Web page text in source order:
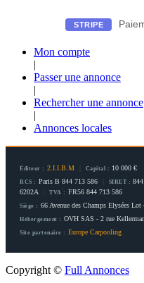
STRIPE
Mon compte
|
Passer une annonce
|
Rechercher une annonce
|
Annonces locales
Éditeur : 2.I.I.B.M Capital : 10 000 €
RCS : Paris B 844 713 586 SIRET :
6202A TVA : FR56 844 713 586
Siège : 66 Avenue des Champs Elysées
Hébergement : OVH SAS - 2 rue
Site partenaire : Europe Carpooling
Copyright © Full Annonces